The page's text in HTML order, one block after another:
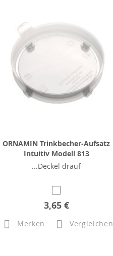
ORNAMIN Trinkbecher-Aufsatz
Intuitiv Modell 813
...Deckel drauf
3,65 €
Merken Vergleichen